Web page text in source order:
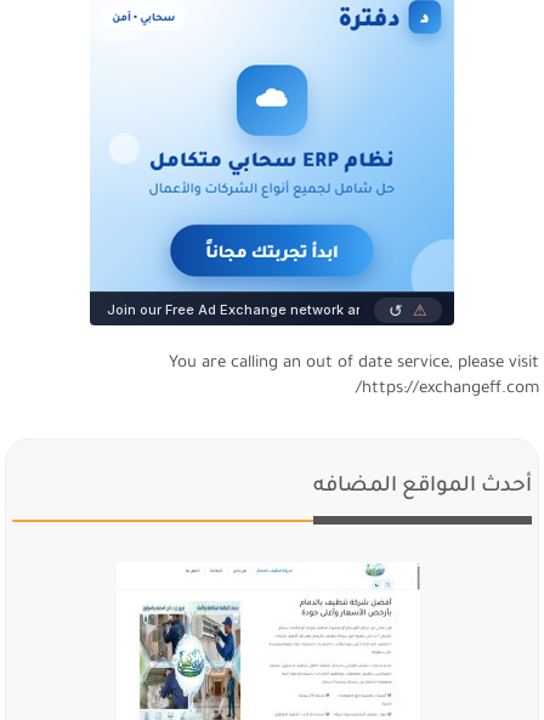
You are calling an out of date service, please visit
https://exchangeff.com/
أحدث المواقع المضافه